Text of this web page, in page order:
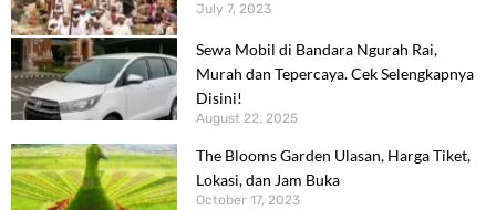
July 7, 2023
Sewa Mobil di Bandara Ngurah Rai,
Murah dan Tepercaya. Cek Selengkapnya
Disini!
August 22, 2025
The Blooms Garden Ulasan, Harga Tiket,
Lokasi, dan Jam Buka
October 17, 2023